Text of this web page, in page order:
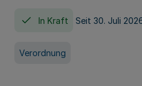
In Kraft Seit 30. Juli
Verordnung